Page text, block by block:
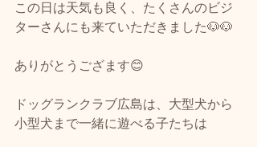
この日は天気も良く、たくさんのビジ
ターさんにも来ていただきました🐶🐶
ありがとうござます😊
ドッグランクラブ広島は、大型犬から
小型犬まで一緒に遊べる子たちは